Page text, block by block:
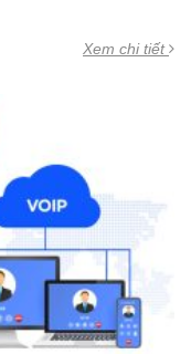
Xem chi tiết